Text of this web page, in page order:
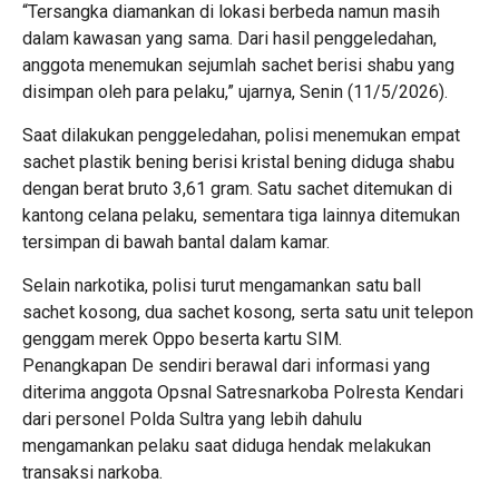
“Tersangka diamankan di lokasi berbeda namun masih
dalam kawasan yang sama. Dari hasil penggeledahan,
anggota menemukan sejumlah sachet berisi shabu yang
disimpan oleh para pelaku,” ujarnya, Senin (11/5/2026).
Saat dilakukan penggeledahan, polisi menemukan empat
sachet plastik bening berisi kristal bening diduga shabu
dengan berat bruto 3,61 gram. Satu sachet ditemukan di
kantong celana pelaku, sementara tiga lainnya ditemukan
tersimpan di bawah bantal dalam kamar.
Selain narkotika, polisi turut mengamankan satu ball
sachet kosong, dua sachet kosong, serta satu unit telepon
genggam merek Oppo beserta kartu SIM.
Penangkapan De sendiri berawal dari informasi yang
diterima anggota Opsnal Satresnarkoba Polresta Kendari
dari personel Polda Sultra yang lebih dahulu
mengamankan pelaku saat diduga hendak melakukan
transaksi narkoba.